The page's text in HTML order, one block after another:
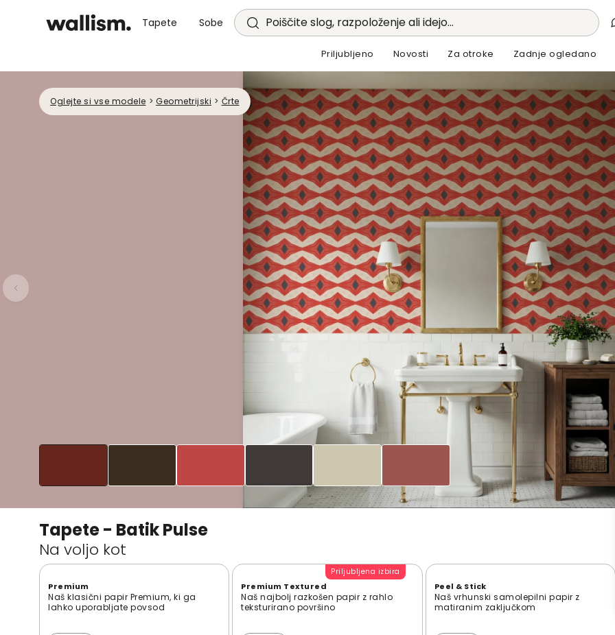
Tapete Sobe Poiščite slog, razpoloženje ali idejo...
Priljubljeno Novosti Za otroke Zadnje ogledano
Oglejte si vse modele > Geometrijski > Črte
Tapete - Batik Pulse
Na voljo kot
Premium
Naš klasični papir Premium, ki ga
lahko uporabljate povsod
Priljubljena izbira
Premium Textured
Naš najbolj razkošen papir z rahlo
teksturirano površino
Peel & Stick
Naš vrhunski samolepilni papir z
matiranim zaključkom